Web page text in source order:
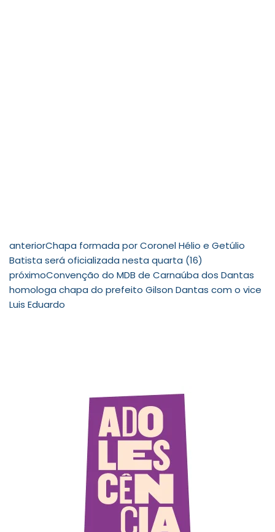
anteriorChapa formada por Coronel Hélio e Getúlio
Batista será oficializada nesta quarta (16)
próximoConvenção do MDB de Carnaúba dos Dantas
homologa chapa do prefeito Gilson Dantas com o vice
Luis Eduardo